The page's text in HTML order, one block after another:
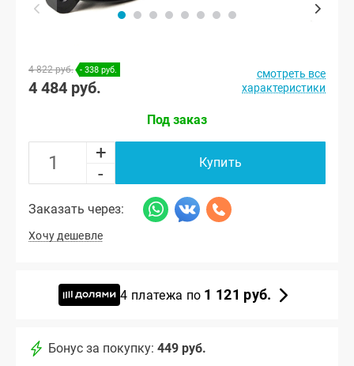
4 822 руб. - 338 руб.
4 484 руб.
смотреть все
характеристики
Под заказ
+
-
Купить
Заказать через:
Хочу дешевле
4 платежа по 1 121 руб.
Бонус за покупку: 449 руб.